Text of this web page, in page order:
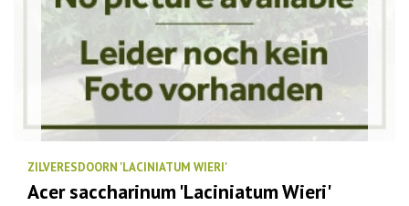
ZILVERESDOORN 'LACINIATUM WIERI'
Acer saccharinum 'Laciniatum Wieri'